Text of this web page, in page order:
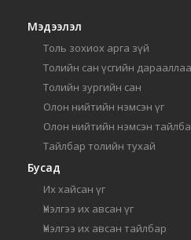
Мэдээлэл
Толь зохиох арга зүй
Толийн сан үсгийн
Толийн зургийн сан
Олон нийтийн нэмсэн үг
Олон нийтийн нэмсэн
Тайлбар толийн тухай
Бусад
Их хайсан үг
Үнэлгээ их авсан үг
Үнэлгээ их авсан тайлбар